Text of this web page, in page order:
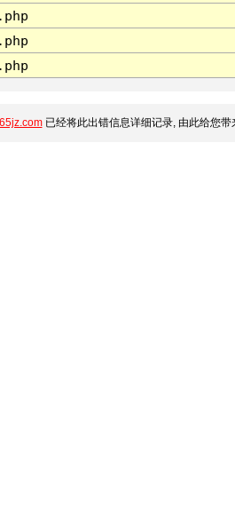
已经将此出错信息详细记录, 由此给您带